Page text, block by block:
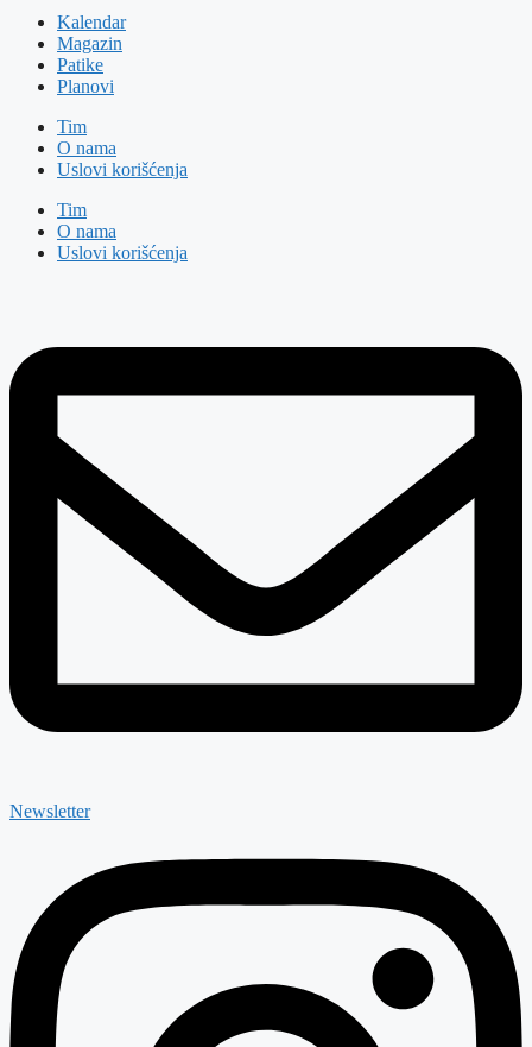
Kalendar
Magazin
Patike
Planovi
Tim
O nama
Uslovi korišćenja
Tim
O nama
Uslovi korišćenja
Newsletter